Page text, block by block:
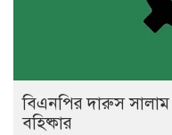
বিএনপির দারুস সালাম
বহিষ্কার